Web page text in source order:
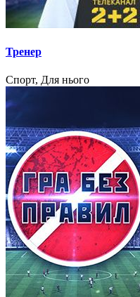
Тренер
Спорт, Для нього